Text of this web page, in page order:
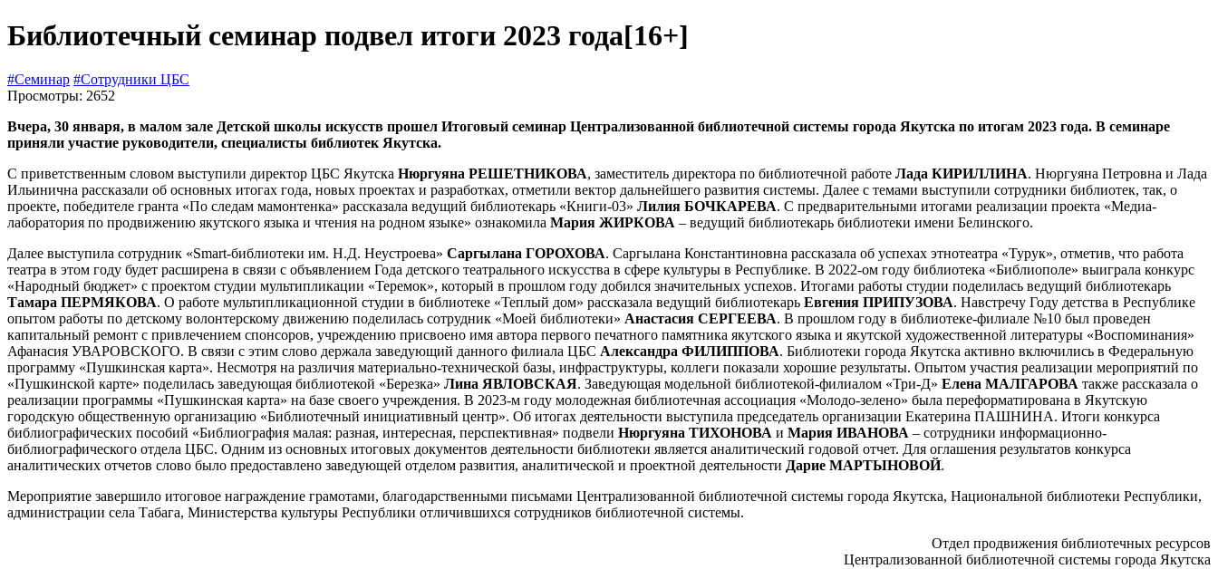
Библиотечный семинар подвел итоги 2023 года[16+]
#Семинар #Сотрудники ЦБС
Просмотры: 2652
Вчера, 30 января, в малом зале Детской школы искусств прошел Итоговый семинар Централизованной библиотечной системы города Якутска по итогам 2023 года. В семинаре
приняли участие руководители, специалисты библиотек Якутска.
С приветственным словом выступили директор ЦБС Якутска Нюргуяна РЕШЕТНИКОВА, заместитель директора по библиотечной работе Лада КИРИЛЛИНА. Нюргуяна Петровна и Лада
Ильинична рассказали об основных итогах года, новых проектах и разработках, отметили вектор дальнейшего развития системы. Далее с темами выступили сотрудники библиотек, так, о
проекте, победителе гранта «По следам мамонтенка» рассказала ведущий библиотекарь «Книги-03» Лилия БОЧКАРЕВА. С предварительными итогами реализации проекта «Медиа-
лаборатория по продвижению якутского языка и чтения на родном языке» ознакомила Мария ЖИРКОВА – ведущий библиотекарь библиотеки имени Белинского.
Далее выступила сотрудник «Smart-библиотеки им. Н.Д. Неустроева» Саргылана ГОРОХОВА. Саргылана Константиновна рассказала об успехах этнотеатра «Турук», отметив, что работа
театра в этом году будет расширена в связи с объявлением Года детского театрального искусства в сфере культуры в Республике. В 2022-ом году библиотека «Библиополе» выиграла конкурс
«Народный бюджет» с проектом студии мультипликации «Теремок», который в прошлом году добился значительных успехов. Итогами работы студии поделилась ведущий библиотекарь
Тамара ПЕРМЯКОВА. О работе мультипликационной студии в библиотеке «Теплый дом» рассказала ведущий библиотекарь Евгения ПРИПУЗОВА. Навстречу Году детства в Республике
опытом работы по детскому волонтерскому движению поделилась сотрудник «Моей библиотеки» Анастасия СЕРГЕЕВА. В прошлом году в библиотеке-филиале №10 был проведен
капитальный ремонт с привлечением спонсоров, учреждению присвоено имя автора первого печатного памятника якутского языка и якутской художественной литературы «Воспоминания»
Афанасия УВАРОВСКОГО. В связи с этим слово держала заведующий данного филиала ЦБС Александра ФИЛИППОВА. Библиотеки города Якутска активно включились в Федеральную
программу «Пушкинская карта». Несмотря на различия материально-технической базы, инфраструктуры, коллеги показали хорошие результаты. Опытом участия реализации мероприятий по
«Пушкинской карте» поделилась заведующая библиотекой «Березка» Лина ЯВЛОВСКАЯ. Заведующая модельной библиотекой-филиалом «Три-Д» Елена МАЛГАРОВА также рассказала о
реализации программы «Пушкинская карта» на базе своего учреждения. В 2023-м году молодежная библиотечная ассоциация «Молодо-зелено» была переформатирована в Якутскую
городскую общественную организацию «Библиотечный инициативный центр». Об итогах деятельности выступила председатель организации Екатерина ПАШНИНА. Итоги конкурса
библиографических пособий «Библиография малая: разная, интересная, перспективная» подвели Нюргуяна ТИХОНОВА и Мария ИВАНОВА – сотрудники информационно-
библиографического отдела ЦБС. Одним из основных итоговых документов деятельности библиотеки является аналитический годовой отчет. Для оглашения результатов конкурса
аналитических отчетов слово было предоставлено заведующей отделом развития, аналитической и проектной деятельности Дарие МАРТЫНОВОЙ.
Мероприятие завершило итоговое награждение грамотами, благодарственными письмами Централизованной библиотечной системы города Якутска, Национальной библиотеки Республики,
администрации села Табага, Министерства культуры Республики отличившихся сотрудников библиотечной системы.
Отдел продвижения библиотечных ресурсов
Централизованной библиотечной системы города Якутска